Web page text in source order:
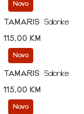
Novo
TAMARIS
Salonke
115,00 KM
Novo
TAMARIS
Salonke
115,00 KM
Novo